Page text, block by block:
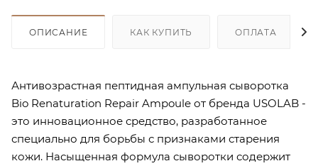
ОПИСАНИЕ КАК КУПИТЬ ОПЛАТА
Антивозрастная пептидная ампульная сыворотка
Bio Renaturation Repair Ampoule от бренда USOLAB -
это инновационное средство, разработанное
специально для борьбы с признаками старения
кожи. Насыщенная формула сыворотки содержит